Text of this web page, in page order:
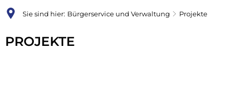
Sie sind hier: Bürgerservice und Verwaltung Projekte
Projekte
PROJEKTE